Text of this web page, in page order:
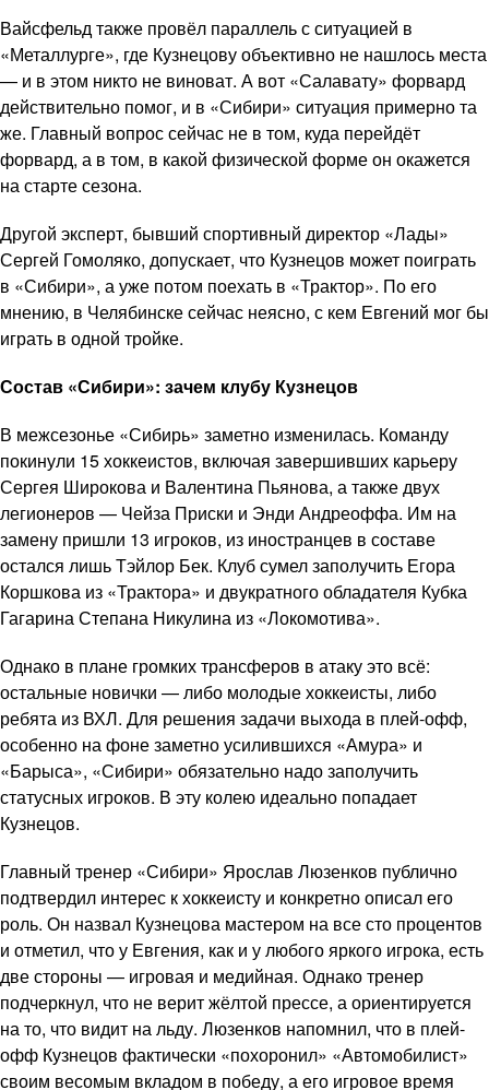
Вайсфельд также провёл параллель с ситуацией в
«Металлурге», где Кузнецову объективно не нашлось места
— и в этом никто не виноват. А вот «Салавату» форвард
действительно помог, и в «Сибири» ситуация примерно та
же. Главный вопрос сейчас не в том, куда перейдёт
форвард, а в том, в какой физической форме он окажется
на старте сезона.
Другой эксперт, бывший спортивный директор «Лады»
Сергей Гомоляко, допускает, что Кузнецов может поиграть
в «Сибири», а уже потом поехать в «Трактор». По его
мнению, в Челябинске сейчас неясно, с кем Евгений мог бы
играть в одной тройке.
Состав «Сибири»: зачем клубу Кузнецов
В межсезонье «Сибирь» заметно изменилась. Команду
покинули 15 хоккеистов, включая завершивших карьеру
Сергея Широкова и Валентина Пьянова, а также двух
легионеров — Чейза Приски и Энди Андреоффа. Им на
замену пришли 13 игроков, из иностранцев в составе
остался лишь Тэйлор Бек. Клуб сумел заполучить Егора
Коршкова из «Трактора» и двукратного обладателя Кубка
Гагарина Степана Никулина из «Локомотива».
Однако в плане громких трансферов в атаку это всё:
остальные новички — либо молодые хоккеисты, либо
ребята из ВХЛ. Для решения задачи выхода в плей-офф,
особенно на фоне заметно усилившихся «Амура» и
«Барыса», «Сибири» обязательно надо заполучить
статусных игроков. В эту колею идеально попадает
Кузнецов.
Главный тренер «Сибири» Ярослав Люзенков публично
подтвердил интерес к хоккеисту и конкретно описал его
роль. Он назвал Кузнецова мастером на все сто процентов
и отметил, что у Евгения, как и у любого яркого игрока, есть
две стороны — игровая и медийная. Однако тренер
подчеркнул, что не верит жёлтой прессе, а ориентируется
на то, что видит на льду. Люзенков напомнил, что в плей-
офф Кузнецов фактически «похоронил» «Автомобилист»
своим весомым вкладом в победу, а его игровое время